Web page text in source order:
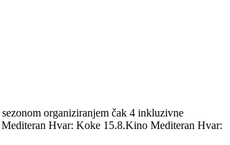
organiziranjem čak 4 inkluzivne
Hvar: Koke 15.8.Kino Mediteran Hvar: